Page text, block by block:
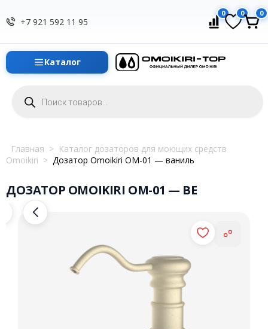
+7 921 592 11 95
0 0 0
Каталог
товаров
Главная > Каталог дозаторов для моющих средств
Omoikiri > Дозатор Omoikiri OM-01 — ваниль
ДОЗАТОР OMOIKIRI OM-01 — BE